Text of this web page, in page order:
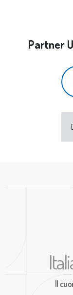
Partner
Il